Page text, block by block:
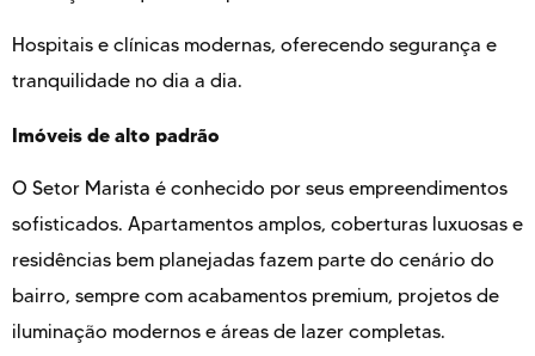
Hospitais e clínicas modernas, oferecendo segurança e
tranquilidade no dia a dia.
Imóveis de alto padrão
O Setor Marista é conhecido por seus empreendimentos
sofisticados. Apartamentos amplos, coberturas luxuosas e
residências bem planejadas fazem parte do cenário do
bairro, sempre com acabamentos premium, projetos de
iluminação modernos e áreas de lazer completas.